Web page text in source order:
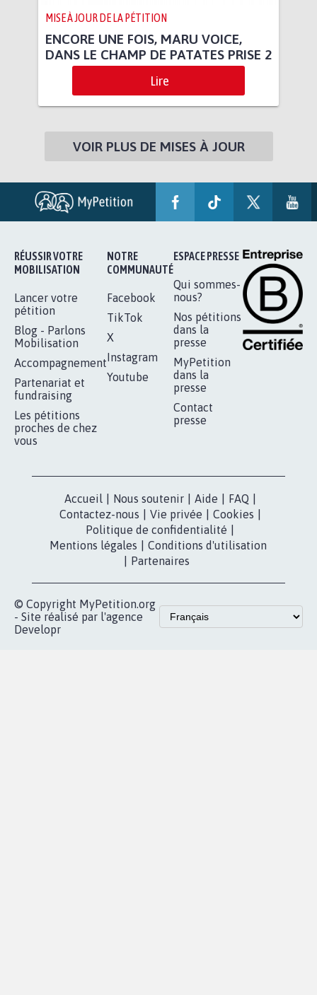
MISE À JOUR DE LA PÉTITION
ENCORE UNE FOIS, MARU VOICE,
DANS LE CHAMP DE PATATES PRISE 2
Lire
VOIR PLUS DE MISES À JOUR
RÉUSSIR VOTRE
MOBILISATION
Lancer votre
pétition
Blog - Parlons
Mobilisation
Accompagnement
Partenariat et
fundraising
Les pétitions
proches de chez
vous
NOTRE
COMMUNAUTÉ
Facebook
TikTok
X
Instagram
Youtube
ESPACE PRESSE
Qui sommes-
nous?
Nos pétitions
dans la
presse
MyPetition
dans la
presse
Contact
presse
Accueil Nous soutenir Aide FAQ
Contactez-nous
Vie privée Cookies
Politique de confidentialité
Mentions légales
Conditions d'utilisation
Partenaires
© Copyright MyPetition.org
- Site réalisé par l'agence
Developr